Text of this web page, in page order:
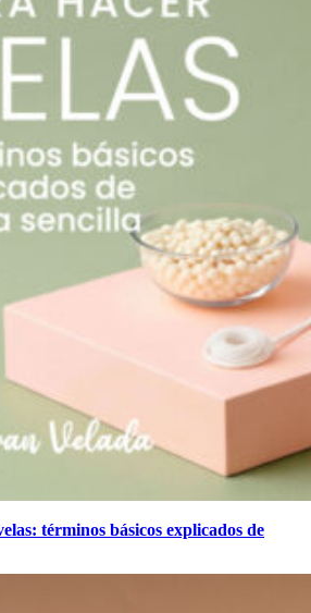
términos básicos explicados de